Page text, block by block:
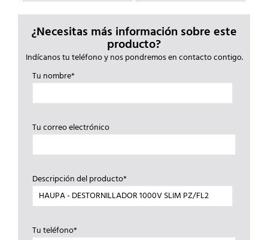
¿Necesitas más información sobre este
producto?
Indícanos tu teléfono y nos pondremos en contacto contigo.
Tu nombre*
Tu correo electrónico
Descripción del producto*
Tu teléfono*